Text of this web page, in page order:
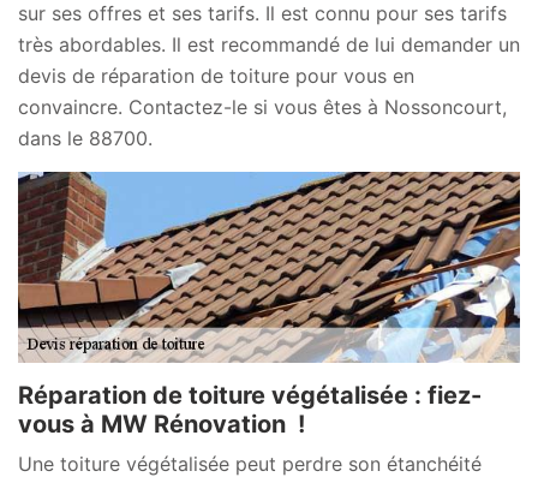
sur ses offres et ses tarifs. Il est connu pour ses tarifs
très abordables. Il est recommandé de lui demander un
devis de réparation de toiture pour vous en
convaincre. Contactez-le si vous êtes à Nossoncourt,
dans le 88700.
Réparation de toiture végétalisée : fiez-
vous à MW Rénovation !
Une toiture végétalisée peut perdre son étanchéité